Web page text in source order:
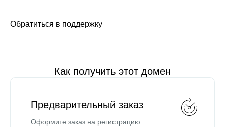
Обратиться в поддержку
Как получить этот домен
Предварительный заказ
Оформите заказ на регистрацию